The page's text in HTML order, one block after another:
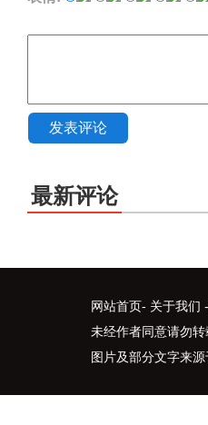
发表评论
最新评论
网站首页- 关于我们 -
未经作者同意请勿
图片及部分文字来